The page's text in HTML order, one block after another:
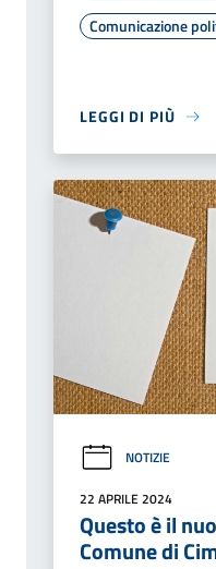
Comunicazione
LEGGI DI PIÙ
NOTIZIE
22 APRILE 2024
Questo è il
Comune di